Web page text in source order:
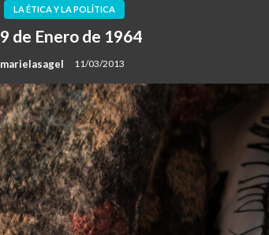
LA ÉTICA Y LA POLÍTICA
9 de Enero de 1964
marielasagel 11/03/2013